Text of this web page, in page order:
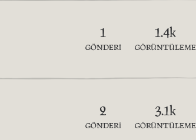
1
GÖNDERI
1.4k
GÖRÜNTÜLEME
2
GÖNDERI
3.1k
GÖRÜNTÜLEME